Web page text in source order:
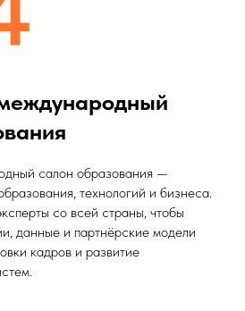
салон образования —
технологий и бизнеса.
со всей страны, чтобы
данные и партнёрские модели
кадров и развитие